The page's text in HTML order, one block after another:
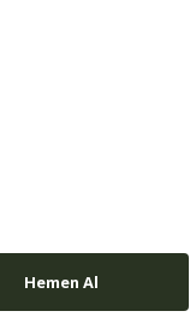
Hemen Al